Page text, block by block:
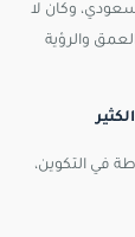
وكان لا
والرؤية
في التكوين،